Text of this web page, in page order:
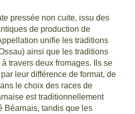
pressée non cuite, issu des
de production de
unifie les traditions
ainsi que les traditions
à travers deux fromages. Ils se
leur différence de format, de
le choix des races de
est traditionnellement
Béarnais, tandis que les